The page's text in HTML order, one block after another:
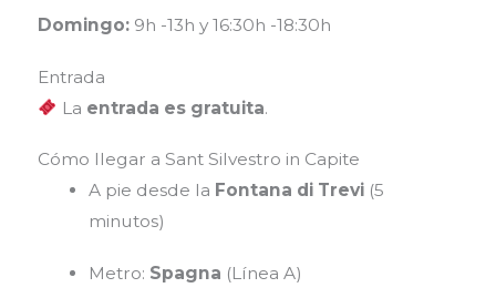
Domingo: 9h -13h y 16:30h -18:30h
Entrada
La entrada es gratuita.
Cómo llegar a Sant Silvestro in Capite
A pie desde la Fontana di Trevi (5
minutos)
Metro: Spagna (Línea A)